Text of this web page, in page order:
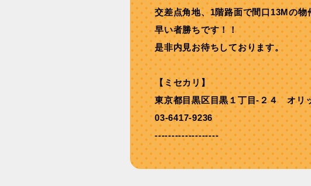
交差点角地、1階路面で間口13Mの物
早い者勝ちです！！
是非内見お待ちしております。
【ミセカリ】
東京都目黒区目黒１丁目-２４ オリ
03-6417-9236
-------------------